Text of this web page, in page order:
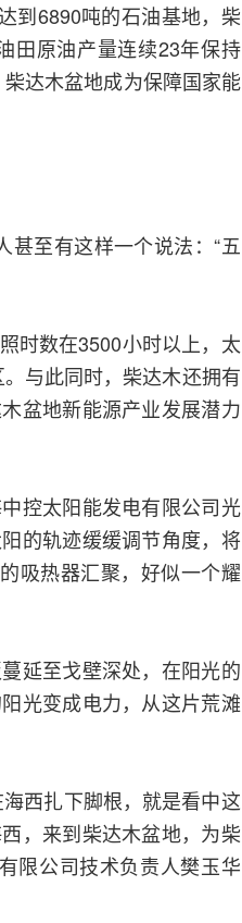
到6890吨的石油基地，柴
田原油产量连续23年保持
达木盆地成为保障国家能
甚至有这样一个说法：“五
时数在3500小时以上，太
与此同时，柴达木还拥有
盆地新能源产业发展潜力
控太阳能发电有限公司光
的轨迹缓缓调节角度，将
吸热器汇聚，好似一个耀
延至戈壁深处，在阳光的
光变成电力，从这片荒滩
西扎下脚根，就是看中这
，来到柴达木盆地，为柴
限公司技术负责人樊玉华